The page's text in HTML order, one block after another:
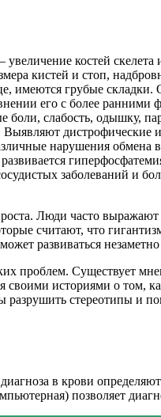
костей
кистей и стоп,
имеются грубые складки.
его с более ранними
слабость, одышку,
Выявляют
нарушения обмена
заболеваний и
Люди часто
считают, что
развиваться
проблем. Существует
своими историями о том,
разрушить стереотипы и
в крови
позволяет